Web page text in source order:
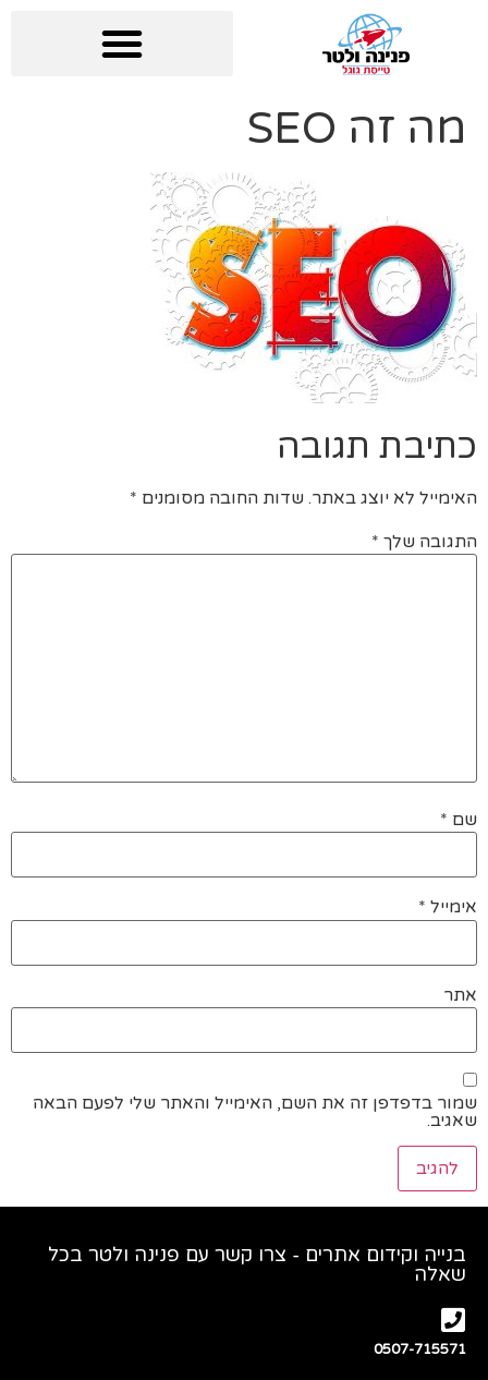
מה זה SEO
כתיבת תגובה
האימייל לא יוצג באתר. שדות החובה מסומנים *
התגובה שלך *
שם *
אימייל *
אתר
שמור בדפדפן זה את השם, האימייל והאתר שלי לפעם הבאה
שאגיב.
בנייה וקידום אתרים - צרו קשר עם פנינה ולטר בכל
שאלה
0507-715571